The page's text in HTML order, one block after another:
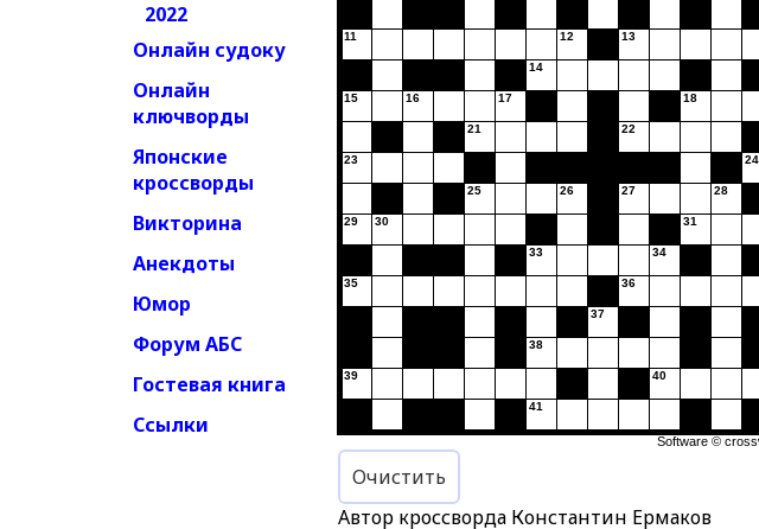
2022
Онлайн судоку
Онлайн
ключворды
Японские
кроссворды
Викторина
Анекдоты
Юмор
Форум АБС
Гостевая книга
Ссылки
11
15
23
29
35
39
30
16
21
25
17
14
33
38
41
12
26
37
13
22
27
36
34
40
18
31
28
24
Software ©
Очистить
Автор кроссворда Константин Ермаков